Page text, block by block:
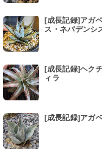
[成長記録]アガ
ス・ネバデンシ
[成長記録]ヘク
ィラ
[成長記録]アガ